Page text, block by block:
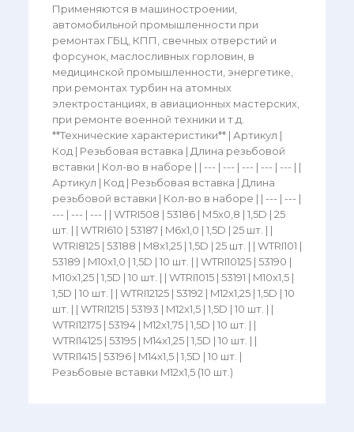
Применяются в машиностроении,
автомобильной промышленности при
ремонтах ГБЦ, КПП, свечных отверстий и
форсунок, маслосливных горловин, в
медицинской промышленности, энергетике,
при ремонтах турбин на атомных
электростанциях, в авиационных мастерских,
при ремонте военной техники и т.д.
**Технические характеристики** | Артикул |
Код | Резьбовая вставка | Длина резьбовой
вставки | Кол-во в наборе | | --- | --- | --- | --- | --- | |
Артикул | Код | Резьбовая вставка | Длина
резьбовой вставки | Кол-во в наборе | | --- | --- |
--- | --- | --- | | WTRI508 | 53186 | М5х0,8 | 1,5D | 25
шт. | | WTRI610 | 53187 | M6x1,0 | 1,5D | 25 шт. | |
WTRI8125 | 53188 | M8x1,25 | 1,5D | 25 шт. | | WTRI101 |
53189 | M10x1,0 | 1,5D | 10 шт. | | WTRI10125 | 53190 |
M10x1,25 | 1,5D | 10 шт. | | WTRI1015 | 53191 | M10x1,5 |
1,5D | 10 шт. | | WTRI12125 | 53192 | M12x1,25 | 1,5D | 10
шт. | | WTRI1215 | 53193 | M12x1,5 | 1,5D | 10 шт. | |
WTRI12175 | 53194 | M12x1,75 | 1,5D | 10 шт. | |
WTRI14125 | 53195 | M14x1,25 | 1,5D | 10 шт. | |
WTRI1415 | 53196 | M14x1,5 | 1,5D | 10 шт. |
Резьбовые вставки M12x1,5 (10 шт.)